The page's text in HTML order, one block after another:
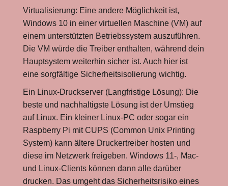
Virtualisierung: Eine andere Möglichkeit ist,
Windows 10 in einer virtuellen Maschine (VM) auf
einem unterstützten Betriebssystem auszuführen.
Die VM würde die Treiber enthalten, während dein
Hauptsystem weiterhin sicher ist. Auch hier ist
eine sorgfältige Sicherheitsisolierung wichtig.
Ein Linux-Druckserver (Langfristige Lösung): Die
beste und nachhaltigste Lösung ist der Umstieg
auf Linux. Ein kleiner Linux-PC oder sogar ein
Raspberry Pi mit CUPS (Common Unix Printing
System) kann ältere Druckertreiber hosten und
diese im Netzwerk freigeben. Windows 11-, Mac-
und Linux-Clients können dann alle darüber
drucken. Das umgeht das Sicherheitsrisiko eines